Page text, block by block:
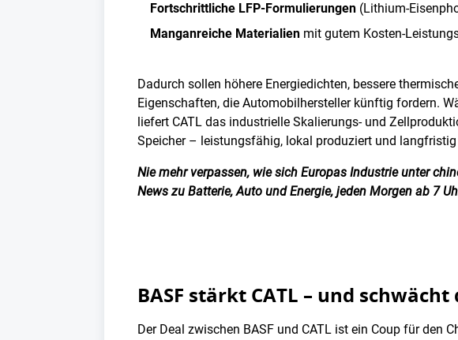
Fortschrittliche LFP-Formulierungen (Lithium-
Manganreiche Materialien mit gutem Kosten-
Dadurch sollen höhere Energiedichten, bessere
Eigenschaften, die Automobilhersteller künftig fordern.
liefert CATL das industrielle Skalierungs- und
Speicher – leistungsfähig, lokal produziert und
Nie mehr verpassen, wie sich Europas Industrie unter
News zu Batterie, Auto und Energie, jeden Morgen ab 7
BASF stärkt CATL – und
Der Deal zwischen BASF und CATL ist ein Coup für